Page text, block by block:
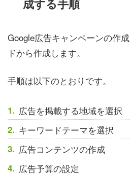
成する手順
Google広告キャンペーンの作
ドから作成します。
手順は以下のとおりです。
広告を掲載する地域を選択
キーワードテーマを選択
広告コンテンツの作成
広告予算の設定